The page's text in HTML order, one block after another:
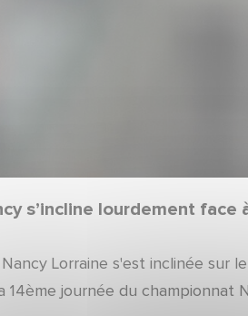
s’incline lourdement face
Nancy Lorraine s'est inclinée sur
14ème journée du championnat